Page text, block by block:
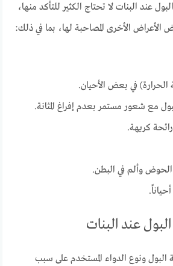
عند البنات لا تحتاج الكثير للتأكد منها،
الأخرى المصاحبة لها، بما في ذلك:
الحرارة) في بعض الأحيان.
مع شعور مستمر بعدم إفراغ المثانة.
كريهة.
وألم في البطن.
عند البنات
ونوع الدواء المستخدم على سبب